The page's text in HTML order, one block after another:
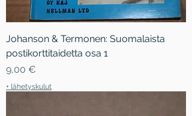
Johanson & Termonen: Suomalaista
postikorttitaidetta osa 1
Hinta
9,00 €
+ lähetyskulut